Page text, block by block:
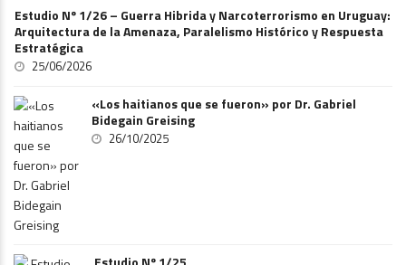
Estudio Nº 1/26 – Guerra Hibrida y Narcoterrorismo en Uruguay:
Arquitectura de la Amenaza, Paralelismo Histórico y Respuesta
Estratégica
25/06/2026
«Los haitianos que se fueron» por Dr. Gabriel
Bidegain Greising
26/10/2025